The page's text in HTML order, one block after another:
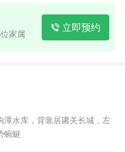
家属
立即预约
潭水库，背靠居庸关长城，左
蜿蜒